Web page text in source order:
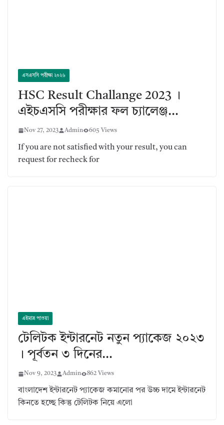
এসএসসি পরীক্ষা ২০২৬
HSC Result Challange 2023 ।
এইচএসসি পরীক্ষার ফল চ্যালেঞ্জ…
Nov 27, 2023 Admin 605 Views
If you are not satisfied with your result, you can
request for recheck for
এইমাত্র পাওয়া
টেলিটক ইন্টারনেট নতুন প্যাকেজ ২০২৩
। পূর্বতন ৩ দিনের…
Nov 9, 2023 Admin 862 Views
বাংলাদেশ ইন্টারনেট প্যাকেজ কমানোর পর উচ্চ দামে ইন্টারনেট
কিনতে হচ্ছে কিন্তু টেলিটক নিয়ে এলো